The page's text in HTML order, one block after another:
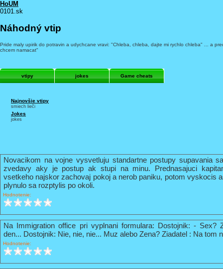
HoUM
0101.sk
Náhodný vtip
Pride maly upirik do potravin a udychcane vravi: "Chleba, chleba, dajte mi rychlo chleba" ... a
chcem namacat"
vtipy jokes Game cheats
Najnovšie vtipy
smiech lieči
Jokes
jokes
Novacikom na vojne vysvetluju standartne postupy supavania
zvedavy aky je postup ak stupi na minu. Prednasajuci
vsetkeho najskor zachovaj pokoj a nerob paniku, potom vyskocis
plynulo sa rozptylis po okoli.
Hodnotenie:
Na Immigration office pri vyplnani formulara: Dostojnik: - Sex?
den... Dostojnik: Nie, nie, nie... Muz alebo Zena? Ziadatel : Na tom
Hodnotenie: